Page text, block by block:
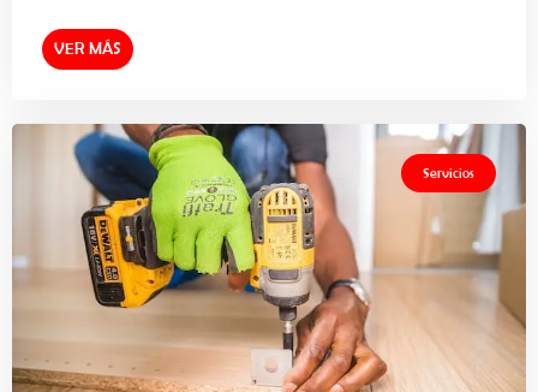
VER MÁS
Servicios